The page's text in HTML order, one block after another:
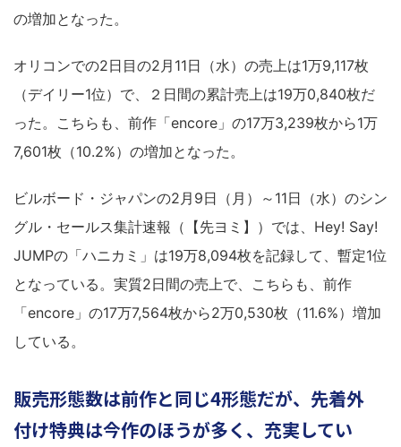
の増加となった。
オリコンでの2日目の2月11日（水）の売上は1万9,117枚
（デイリー1位）で、２日間の累計売上は19万0,840枚だ
った。こちらも、前作「encore」の17万3,239枚から1万
7,601枚（10.2%）の増加となった。
ビルボード・ジャパンの2月9日（月）～11日（水）のシン
グル・セールス集計速報（【先ヨミ】）では、Hey! Say!
JUMPの「ハニカミ」は19万8,094枚を記録して、暫定1位
となっている。実質2日間の売上で、こちらも、前作
「encore」の17万7,564枚から2万0,530枚（11.6%）増加
している。
販売形態数は前作と同じ4形態だが、先着外
付け特典は今作のほうが多く、充実してい